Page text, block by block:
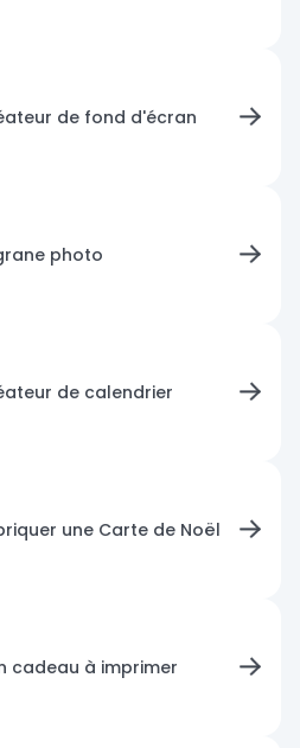
de fond d'écran
photo
de calendrier
une Carte de Noël
cadeau à imprimer